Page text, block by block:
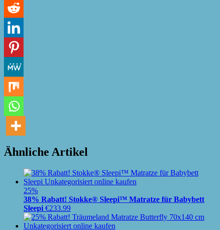
Ähnliche Artikel
25%
38% Rabatt! Stokke® Sleepi™ Matratze für Babybett
Sleepi €233.99